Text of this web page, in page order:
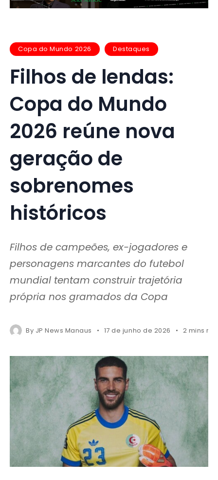
Copa do Mundo 2026 Destaques
Filhos de lendas:
Copa do Mundo
2026 reúne nova
geração de
sobrenomes
históricos
Filhos de campeões, ex-jogadores e
personagens marcantes do futebol
mundial tentam construir trajetória
própria nos gramados da Copa
By JP News Manaus 17 de junho de 2026 2 mins